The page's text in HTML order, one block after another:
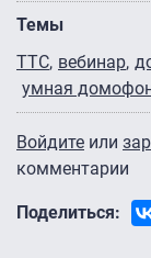
Темы
ТТС вебинар
умная
Войдите или
комментарии
Поделиться: